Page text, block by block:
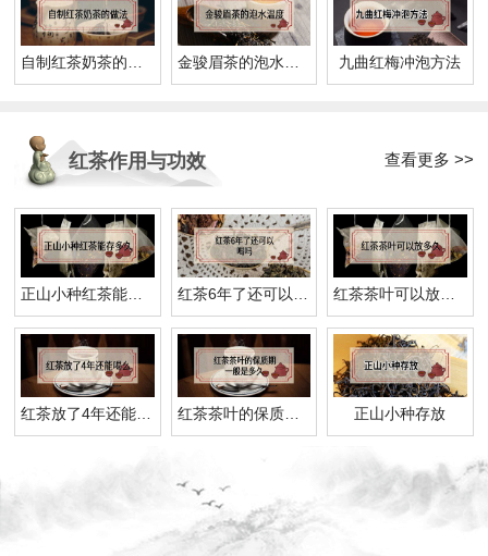
九曲红梅冲泡方法
红茶作用与功效 查看更多 >>
红茶茶叶可以放多久
红茶茶叶的保质期一般是多久 正山小种存放